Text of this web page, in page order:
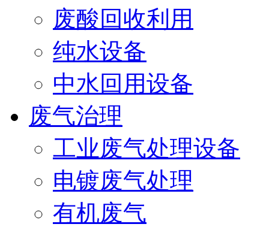
废酸回收利用
纯水设备
中水回用设备
废气治理
工业废气处理设备
电镀废气处理
有机废气